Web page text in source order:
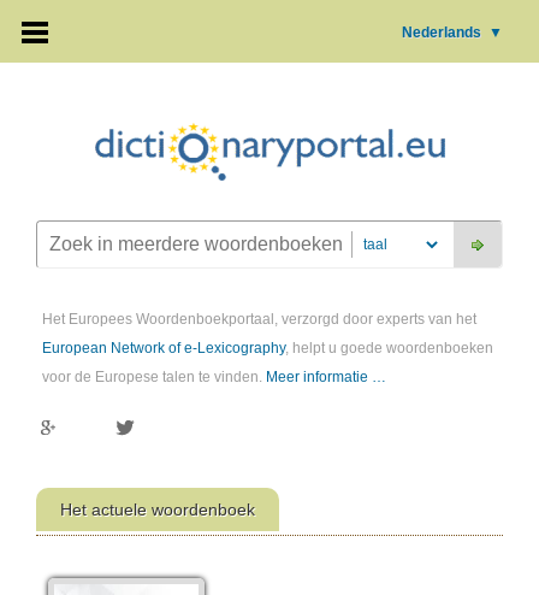
Nederlands ▼
Het Europees Woordenboekportaal, verzorgd door experts van het
European Network of e-Lexicography, helpt u goede woordenboeken
voor de Europese talen te vinden. Meer informatie …
Het actuele woordenboek